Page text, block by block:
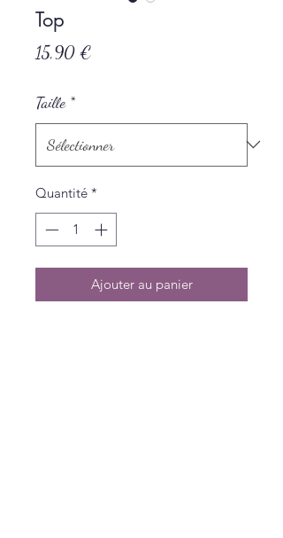
Top
15,90 €
Taille *
Quantité *
Ajouter au panier